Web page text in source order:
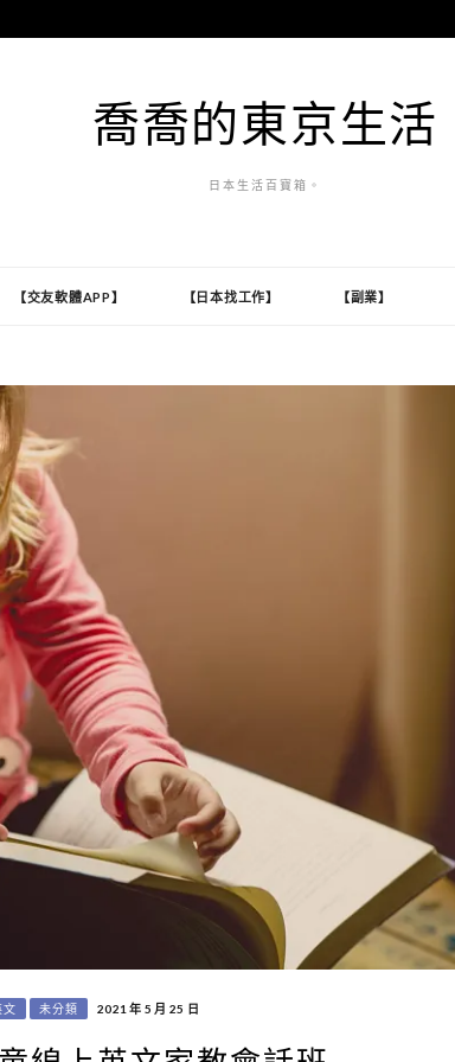
喬喬的東京生活
日本生活百寶箱。
【交友軟體APP】 【日本找工作】 【副業】
文 未分類 2021 年 5 月 25 日